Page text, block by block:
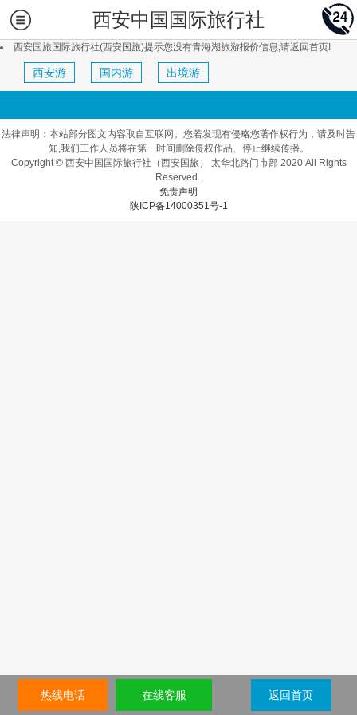
西安中国国际旅行社
西安国旅国际旅行社(西安国旅)提示您没有青海湖旅游报价信息,请返回首页!
西安游 国内游 出境游
法律声明：本站部分图文内容取自互联网。您若发现有侵略您著作权行为，请及时告
知,我们工作人员将在第一时间删除侵权作品、停止继续传播。
Copyright © 西安中国国际旅行社（西安国旅） 太华北路门市部 2020 All Rights
Reserved..
免责声明
陕ICP备14000351号-1
热线电话 在线客服 返回首页